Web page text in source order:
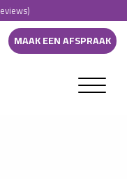
MAAK EEN AFSPRAAK